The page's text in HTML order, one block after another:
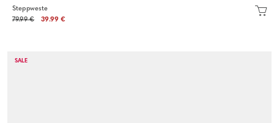
Steppweste
79.99 €
39.99 €
SALE